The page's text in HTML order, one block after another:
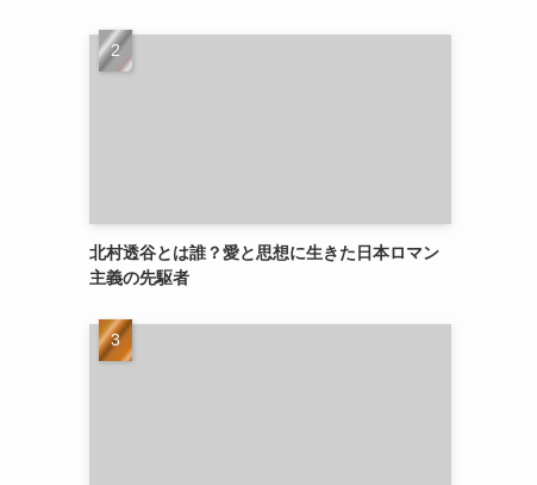
北村透谷とは誰？愛と思想に生きた日本ロマン
主義の先駆者